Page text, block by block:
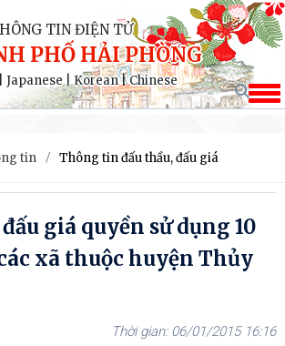
TIN ĐIỆN TỬ
PHỐ HẢI PHÒNG
Japanese|Korean|Chinese
tin Thông tin đấu thầu, đấu giá
giá quyền sử dụng 10
xã thuộc huyện Thủy
06/01/2015 16:16